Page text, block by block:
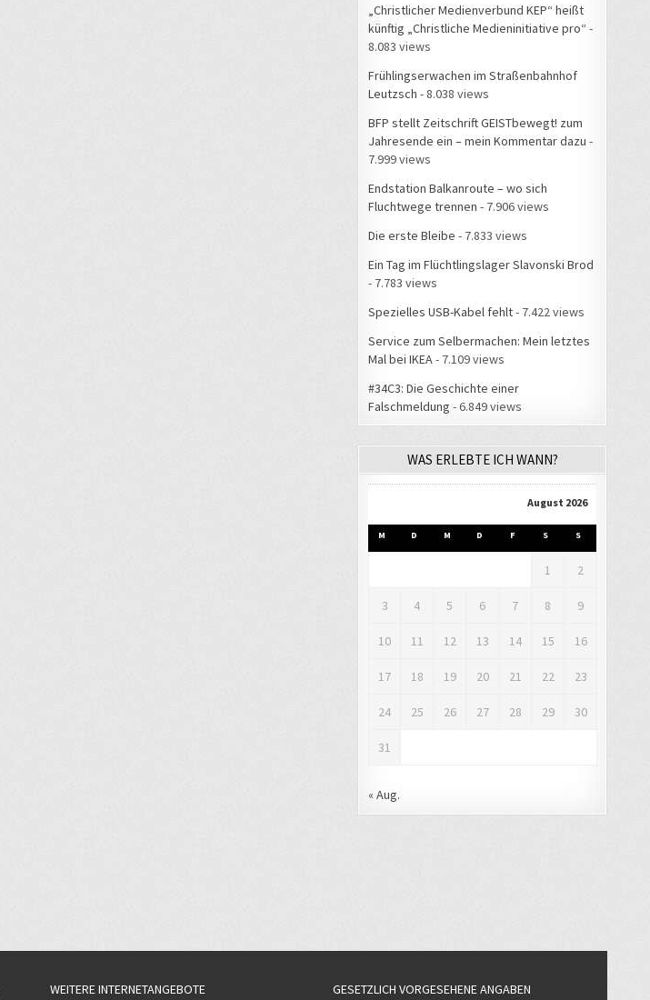
„Christlicher Medienverbund KEP“ heißt
künftig „Christliche Medieninitiative pro“ -
8.083 views
Frühlingserwachen im Straßenbahnhof
Leutzsch - 8.038 views
BFP stellt Zeitschrift GEISTbewegt! zum
Jahresende ein – mein Kommentar dazu -
7.999 views
Endstation Balkanroute – wo sich
Fluchtwege trennen - 7.906 views
Die erste Bleibe - 7.833 views
Ein Tag im Flüchtlingslager Slavonski Brod
- 7.783 views
Spezielles USB-Kabel fehlt- 7.422 views
Service zum Selbermachen: Mein letztes
Mal bei IKEA - 7.109 views
#34C3: Die Geschichte einer
Falschmeldung - 6.849 views
WAS ERLEBTE ICH WANN?
August 2026
M D M D F S S
1 2
3 4 5 6 7 8 9
10 11 12 13 14 15 16
17 18 19 20 21 22 23
24 25 26 27 28 29 30
31
« Aug.
WEITERE INTERNETANGEBOTE GESETZLICH VORGESEHENE ANGABEN